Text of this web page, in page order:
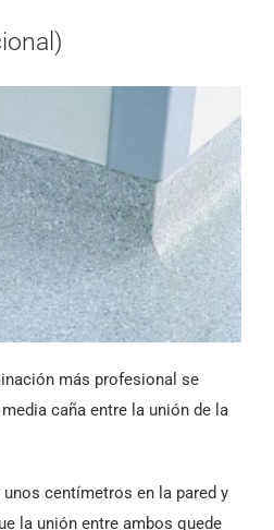
más profesional se
caña entre la unión de la
centímetros en la pared y
la unión entre ambos quede